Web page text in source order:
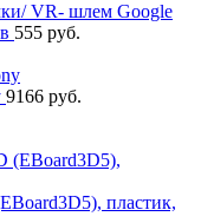
VR- шлем Google
555 руб.
9166 руб.
пластик,